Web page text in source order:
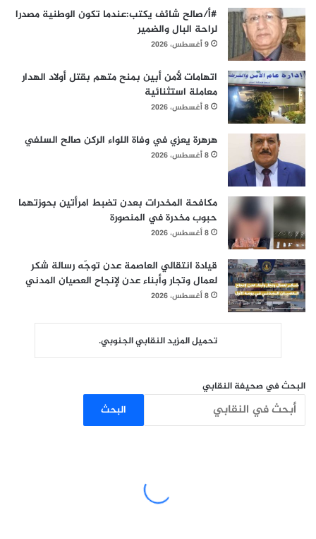
#أ/صالح شائف يكتب:عندما تكون الوطنية مصدرا
لراحة البال والضمير
9 أغسطس، 2026
اتهامات لأمن أبين بمنح متهم بقتل أولاد الهدار
معاملة استثنائية
8 أغسطس، 2026
هرهرة يعزي في وفاة اللواء الركن صالح السلفي
8 أغسطس، 2026
مكافحة المخدرات بعدن تضبط امرأتين بحوزتهما
حبوب مخدرة في المنصورة
8 أغسطس، 2026
قيادة انتقالي العاصمة عدن توجّه رسالة شكر
لعمال وتجار وأبناء عدن لإنجاح العصيان المدني
8 أغسطس، 2026
تحميل المزيد النقابي الجنوبي.
البحث في صحيفة النقابي
البحث